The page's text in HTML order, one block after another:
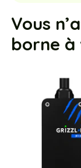
Vous
borne à